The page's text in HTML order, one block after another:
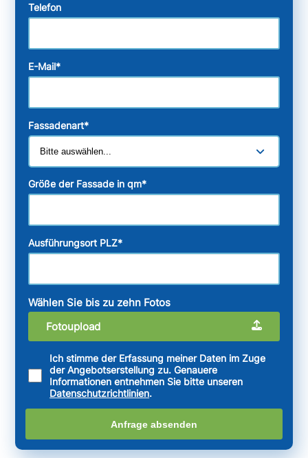
Telefon
E-Mail*
Fassadenart*
Größe der Fassade in qm*
Ausführungsort PLZ*
Wählen Sie bis zu zehn Fotos
Fotoupload
Ich stimme der Erfassung meiner Daten im Zuge
der Angebotserstellung zu. Genauere
Informationen entnehmen Sie bitte unseren
Datenschutzrichtlinien.
Anfrage absenden